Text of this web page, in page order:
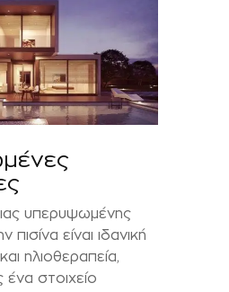
υπερυψωμένης
πισίνα είναι ιδανική
ηλιοθεραπεία,
στοιχείο